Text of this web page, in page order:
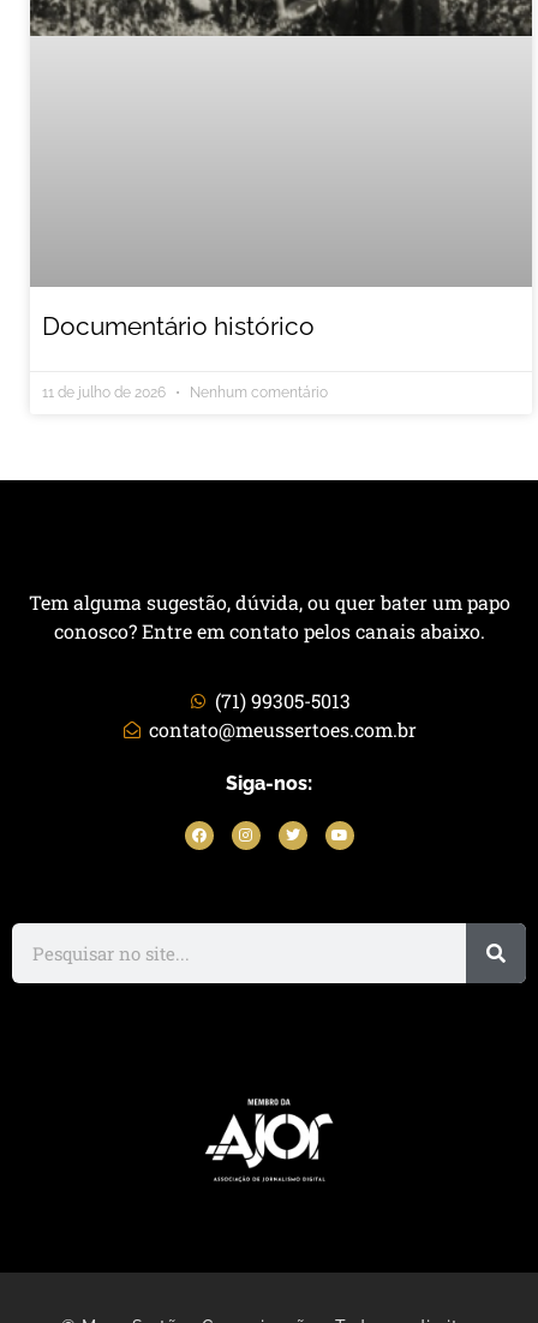
Documentário histórico
11 de julho de 2026 Nenhum comentário
Tem alguma sugestão, dúvida, ou quer bater um papo
conosco? Entre em contato pelos canais abaixo.
(71) 99305-5013
contato@meussertoes.com.br
Siga-nos: